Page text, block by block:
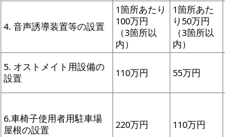
4. 音声誘導装置等の設置
1箇所あたり
100万円
（3箇所以
内）
1箇所あた
り50万円
（3箇所以
内）
5. オストメイト用設備の
設置
110万円 55万円
6.車椅子使用者用駐車場
屋根の設置
220万円 110万円